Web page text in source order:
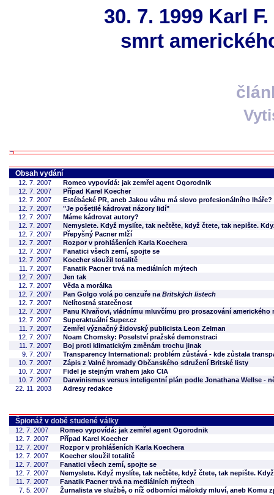
30. 7. 1999 Karl
smrt
Obsah vydání
12. 7. 2007
Romeo vypovídá: jak zemřel agent Ogorodnik
12. 7. 2007
Případ Karel Koecher
12. 7. 2007
Estébácké PR, aneb Jakou váhu má slovo profesionálního lháře?
12. 7. 2007
"Je pošetilé kádrovat názory lidí"
12. 7. 2007
Máme kádrovat autory?
12. 7. 2007
Nemyslete. Když myslíte, tak nečtěte, když čtete, tak nepište.
12. 7. 2007
Přepyšný Pacner mlží
12. 7. 2007
Rozpor v prohlášeních Karla Koechera
12. 7. 2007
Fanatici všech zemí, spojte se
12. 7. 2007
Koecher sloužil totalitě
11. 7. 2007
Fanatik Pacner trvá na mediálních mýtech
12. 7. 2007
Jen tak
12. 7. 2007
Věda a morálka
12. 7. 2007
Pan Golgo volá po cenzuře na Britských listech
12. 7. 2007
Nelítostná statečnost
12. 7. 2007
Panu Klvaňovi, vládnímu mluvčímu pro prosazování amerického
12. 7. 2007
Superaktuální Super.cz
11. 7. 2007
Zemřel význačný židovský publicista Leon Zelman
12. 7. 2007
Noam Chomsky: Poselství pražské demonstraci
11. 7. 2007
Boj proti klimatickým změnám trochu jinak
9. 7. 2007
Transparency International: problém zůstává - kde zůstala
10. 7. 2007
Zápis z Valné hromady Občanského sdružení Britské listy
10. 7. 2007
Fidel je stejným vrahem jako CIA
10. 7. 2007
Darwinismus versus inteligentní plán podle Jonathana Wellse -
22. 11. 2003
Adresy redakce
Špionáž v době studené války
12. 7. 2007
Romeo vypovídá: jak zemřel agent Ogorodnik
12. 7. 2007
Případ Karel Koecher
12. 7. 2007
Rozpor v prohlášeních Karla Koechera
12. 7. 2007
Koecher sloužil totalitě
12. 7. 2007
Fanatici všech zemí, spojte se
12. 7. 2007
Nemyslete. Když myslíte, tak nečtěte, když čtete, tak nepište.
11. 7. 2007
Fanatik Pacner trvá na mediálních mýtech
7. 5. 2007
Žurnalista ve službě, o níž odborníci málokdy mluví, aneb Komu